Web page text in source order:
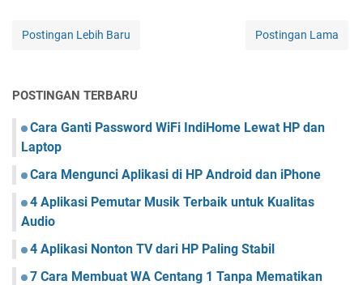
Postingan Lebih Baru Postingan Lama
POSTINGAN TERBARU
Cara Ganti Password WiFi IndiHome Lewat HP dan
Laptop
Cara Mengunci Aplikasi di HP Android dan iPhone
4 Aplikasi Pemutar Musik Terbaik untuk Kualitas
Audio
4 Aplikasi Nonton TV dari HP Paling Stabil
7 Cara Membuat WA Centang 1 Tanpa Mematikan